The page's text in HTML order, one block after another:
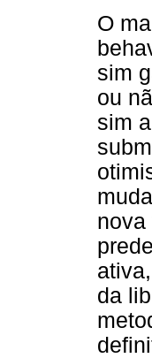
O
sim
ou
sim
nova
da